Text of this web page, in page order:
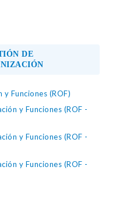
DE
Funciones (ROF)
y Funciones (ROF -
y Funciones (ROF -
y Funciones (ROF -